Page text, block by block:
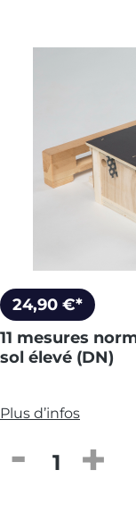
24,90 €*
11 mesures
sol élevé (DN)
Plus d’infos
Quantité de